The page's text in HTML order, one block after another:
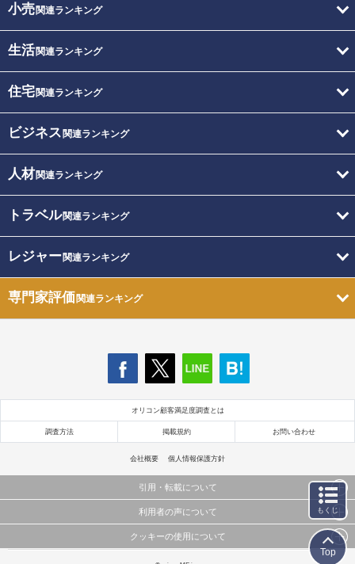
小売関連ランキング
生活関連ランキング
住宅関連ランキング
ビジネス 関連ランキング
人材関連ランキング
トラベル関連ランキング
レジャー関連ランキング
専門家評価関連ランキング
オリコン顧客満足度調査とは
調査方法 掲載規約 お問い合わせ
会社概要 個人情報保護方針
引用・転載について
当サイトで公開されている情報（文字、写真、イラスト、画像データ等）及びこれらの配置・
これらの情報を権利者の許可なく無断転載・複製などの二次利用を行うことは固く禁じており
利用者の声について
当サイトに掲載している内容はすべてサービスの利用者が提出された見解・感想です。
クッキーの使用について
もくじ
Top